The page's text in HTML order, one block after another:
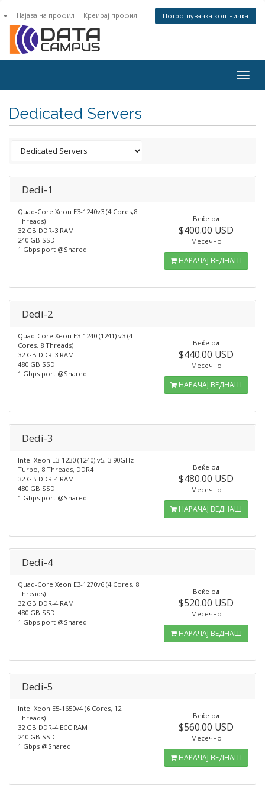
Најава на профил Креирај профил Потрошувачка кошничка
Dedicated Servers
Dedi-1
Quad-Core Xeon E3-1240v3 (4 Cores,8
Threads)
32 GB DDR-3 RAM
240 GB SSD
1 Gbps port @Shared
Веќе од
$400.00 USD
Месечно
НАРАЧАЈ ВЕДНАШ
Dedi-2
Quad-Core Xeon E3-1240 (1241) v3 (4
Cores, 8 Threads)
32 GB DDR-3 RAM
480 GB SSD
1 Gbps port @Shared
Веќе од
$440.00 USD
Месечно
НАРАЧАЈ ВЕДНАШ
Dedi-3
Intel Xeon E3-1230 (1240) v5, 3.90GHz
Turbo, 8 Threads, DDR4
32 GB DDR-4 RAM
480 GB SSD
1 Gbps port @Shared
Веќе од
$480.00 USD
Месечно
НАРАЧАЈ ВЕДНАШ
Dedi-4
Quad-Core Xeon E3-1270v6 (4 Cores, 8
Threads)
32 GB DDR-4 RAM
480 GB SSD
1 Gbps port @Shared
Веќе од
$520.00 USD
Месечно
НАРАЧАЈ ВЕДНАШ
Dedi-5
Intel Xeon E5-1650v4 (6 Cores, 12
Threads)
32 GB DDR-4 ECC RAM
240 GB SSD
1 Gbps @Shared
Веќе од
$560.00 USD
Месечно
НАРАЧАЈ ВЕДНАШ